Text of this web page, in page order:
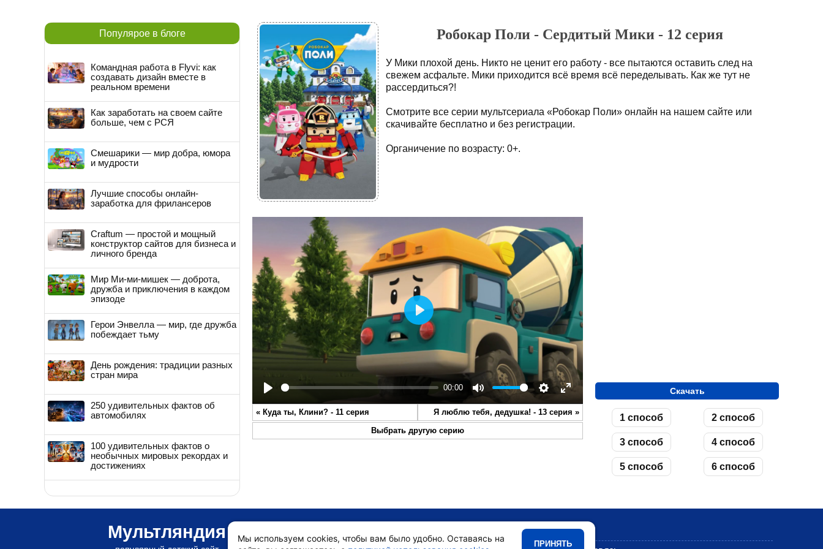
Робокар Поли - Сердитый Мики - 12 серия
У Мики плохой день. Никто не ценит его работу - все пытаются оставить след на
свежем асфальте. Мики приходится всё время всё переделывать. Как же тут не
рассердиться?!
Смотрите все серии мультсериала «Робокар Поли» онлайн на нашем сайте или
скачивайте бесплатно и без регистрации.
Органичение по возрасту: 0+.
Play
00:00
Mute Settings
Enter
fullscreen
Play
« Куда ты, Клини? - 11 серия Я люблю тебя, дедушка! - 13 серия »
Выбрать другую серию
Скачать
1 способ 2 способ
3 способ 4 способ
5 способ 6 способ
Популярое в блоге
Командная работа в Flyvi: как
создавать дизайн вместе в
реальном времени
Как заработать на своем сайте
больше, чем с РСЯ
Смешарики — мир добра, юмора
и мудрости
Лучшие способы онлайн-
заработка для фрилансеров
Craftum — простой и мощный
конструктор сайтов для бизнеса и
личного бренда
Мир Ми-ми-мишек — доброта,
дружба и приключения в каждом
эпизоде
Герои Энвелла — мир, где дружба
побеждает тьму
День рождения: традиции разных
стран мира
250 удивительных фактов об
автомобилях
100 удивительных фактов о
необычных мировых рекордах и
достижениях
Мультляндия •Мультики
Мы используем cookies, чтобы вам было удобно. Оставаясь на
ПРИНЯТЬ